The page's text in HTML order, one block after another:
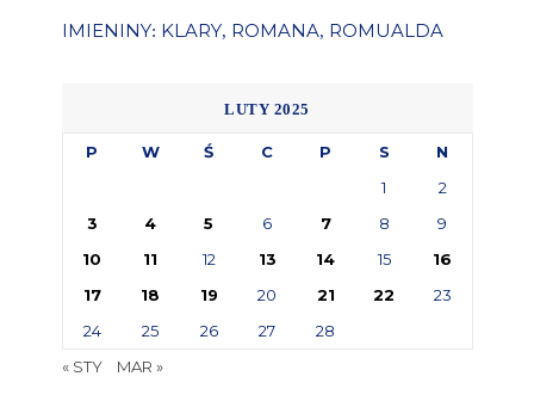
IMIENINY: KLARY, ROMANA, ROMUALDA
LUTY 2025
P W Ś C P S
N
1
2
3
4 5 6 7 8
9
10
11 12 13 14 15
16
17
18 19 20 21 22
23
24
25 26 27
28
« STY
MAR »